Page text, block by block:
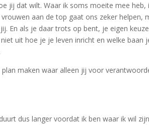
jij dat wilt. Waar ik soms moeite mee heb,
aan de top gaat ons zeker helpen,
En als je daar trots op bent, je eigen
uit hoe je je leven inricht en welke baan
maken waar alleen jij voor
dus langer voordat ik ben waar ik wil